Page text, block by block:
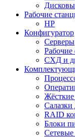
Рабочие
HP
Конфигуратор
Серверы
Рабочие
СХД и
Салазки
RAID
Блоки
Сетевые